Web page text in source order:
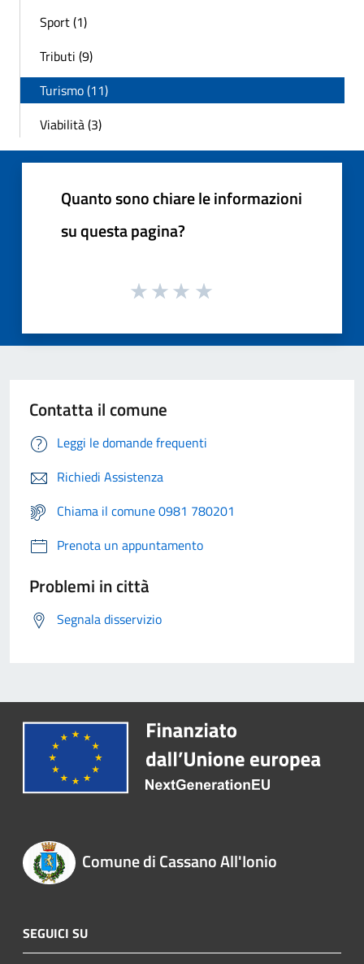
Sport (1)
Tributi (9)
Turismo (11)
Viabilità (3)
Quanto sono chiare le informazioni
su questa pagina?
Contatta il comune
Leggi le domande frequenti
Richiedi Assistenza
Chiama il comune 0981 780201
Prenota un appuntamento
Problemi in città
Segnala disservizio
Comune di Cassano All'Ionio
SEGUICI SU